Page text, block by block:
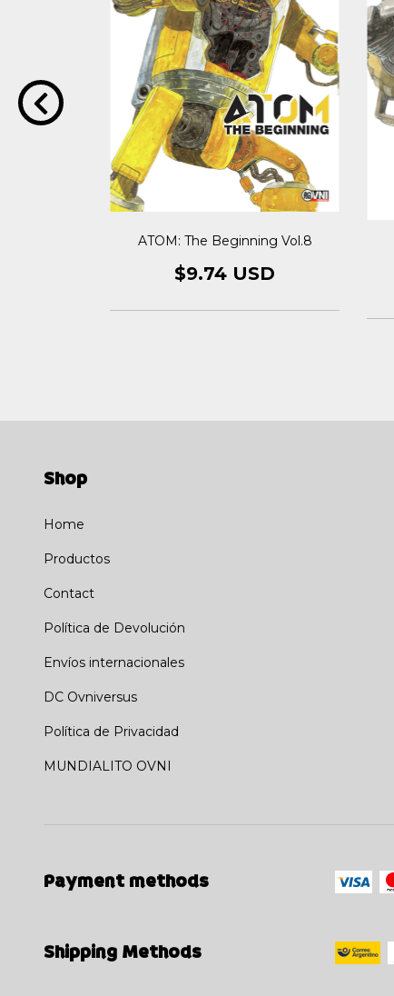
ATOM: The Beginning Vol.8
$9.74 USD
Shop
Home
Productos
Contact
Política de Devolución
Envíos internacionales
DC Ovniversus
Política de Privacidad
MUNDIALITO OVNI
Payment methods
Shipping Methods